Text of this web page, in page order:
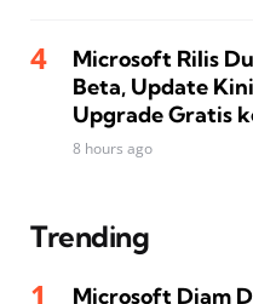
Microsoft Rilis
Beta, Update
Upgrade Gratis
8 hours ago
Trending
Microsoft Diam